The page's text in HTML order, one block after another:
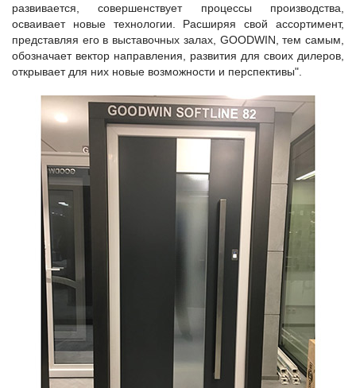
развивается, совершенствует процессы производства,
осваивает новые технологии. Расширяя свой ассортимент,
представляя его в выставочных залах, GOODWIN, тем самым,
обозначает вектор направления, развития для своих дилеров,
открывает для них новые возможности и перспективы".